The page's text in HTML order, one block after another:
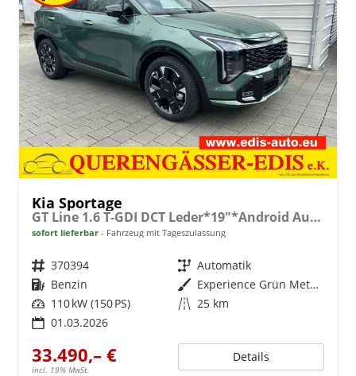
Kia Sportage
GT Line 1.6 T-GDI DCT Leder*19"*Android Auto*Navi*SHZ*E-Heck*ACC*360°Kamera
sofort lieferbar Fahrzeug mit Tageszulassung
Fahrzeugnr. 370394 Getriebe Automatik
Kraftstoff Benzin Außenfarbe
Experience Grün Metallic
Leistung 110 kW (150 PS) Kilometerstand 25 km
01.03.2026
33.490,– €
incl. 19% MwSt.
Details